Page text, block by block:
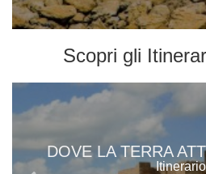
Scopri gli
DOVE LA TERRA
Itinerario